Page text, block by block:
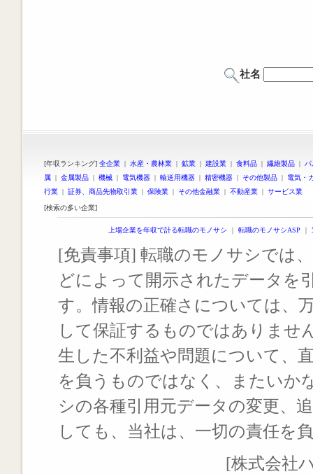
社名
[年収ランキング] 全企業 | 水産・農林業 | 鉱業 | 建設業 | 食料品 | 繊維製品 |
属 | 金属製品 | 機械 | 電気機器 | 輸送用機器 | 精密機器 | その他製品 | 電気・
行業 | 証券、商品先物取引業 | 保険業 | その他金融業 | 不動産業 | サービス業
[検索の多い企業]
上場企業を年収で計る転職のモノサシ ｜ 転職のモノサシASP ｜
[免責事項] 転職のモノサシでは
どによって開示されたデータを
す。情報の正確さについては、
して保証するものではありませ
生した不利益や問題について、
を負うものではなく、またいか
シの各種引用元データの変更、
しても、当社は、一切の責任を
[株式会社